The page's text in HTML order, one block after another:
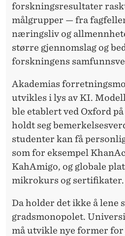
forskningsresultater
målgrupper — fra
næringsliv og
større gjennomslag og
forskningens
Akademias
utvikles i lys av KI.
ble etablert ved Oxford
holdt seg
studenter kan få
som for eksempel
KahAmigo, og globale
mikrokurs og sertifikater.
Da holder det ikke å lene
gradsmonopolet.
må utvikle nye former